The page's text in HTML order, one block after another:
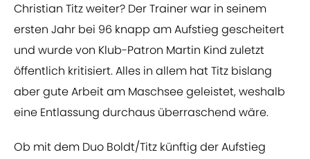
Christian Titz weiter? Der Trainer war in seinem
ersten Jahr bei 96 knapp am Aufstieg gescheitert
und wurde von Klub-Patron Martin Kind zuletzt
öffentlich kritisiert. Alles in allem hat Titz bislang
aber gute Arbeit am Maschsee geleistet, weshalb
eine Entlassung durchaus überraschend wäre.
Ob mit dem Duo Boldt/Titz künftig der Aufstieg